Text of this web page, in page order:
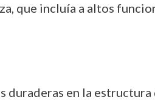
que incluía a altos
en la